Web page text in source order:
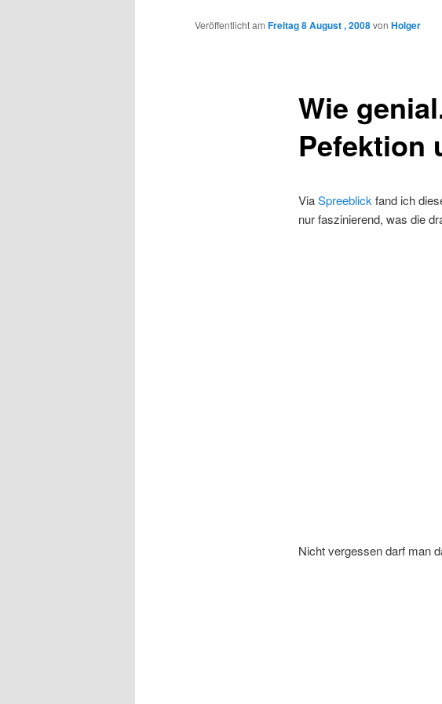
Inhalt
Wie
Pefektion
Veröffentlicht am Freitag 8 August , 2008von Holger
ViaSpreeblick fand ich
nur faszinierend, was die
Nicht vergessen darf man